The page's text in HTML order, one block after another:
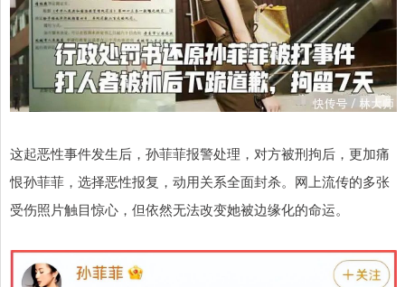
这起恶性事件发生后，孙菲菲报警处理，对方被刑拘后，更加痛
恨孙菲菲，选择恶性报复，动用关系全面封杀。网上流传的多张
受伤照片触目惊心，但依然无法改变她被边缘化的命运。